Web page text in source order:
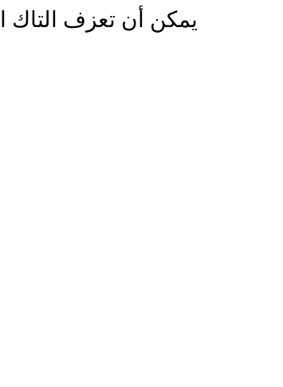
يمكن أن تعزف التاك اليمنى